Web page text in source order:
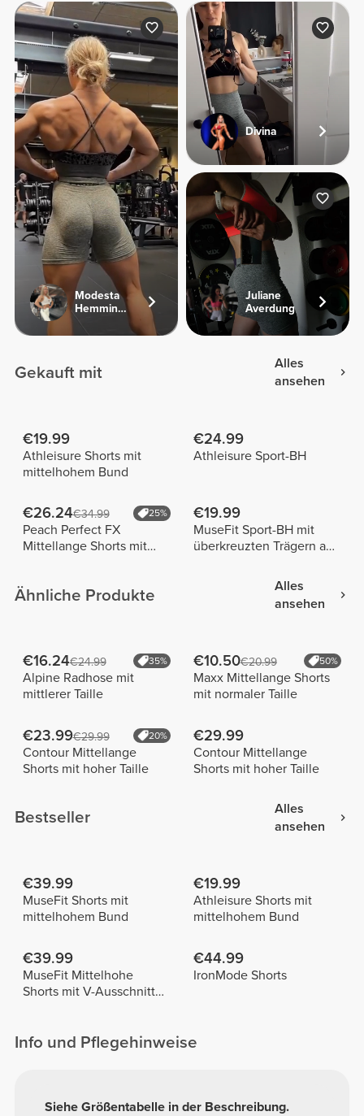
Modesta
Hemmingsen
Divina
Juliane
Averdung
Gekauft mit
Alles
ansehen
€19.99
Athleisure Shorts mit
mittelhohem Bund
€24.99
Athleisure Sport-BH
€26.24€34.99 25%
Peach Perfect FX
Mittellange Shorts mit
€19.99
MuseFit Sport-BH mit
überkreuzten Trägern am
Ähnliche Produkte
Alles
ansehen
€16.24€24.99 35%
Alpine Radhose mit
mittlerer Taille
€10.50€20.99 50%
Maxx Mittellange Shorts
mit normaler Taille
€23.99€29.99 20%
Contour Mittellange
Shorts mit hoher Taille
€29.99
Contour Mittellange
Shorts mit hoher Taille
Bestseller
Alles
ansehen
€39.99
MuseFit Shorts mit
mittelhohem Bund
€19.99
Athleisure Shorts mit
mittelhohem Bund
€39.99
MuseFit Mittelhohe
Shorts mit V-Ausschnitt
€44.99
IronMode Shorts
Info und Pflegehinweise
Siehe Größentabelle in der Beschreibung.